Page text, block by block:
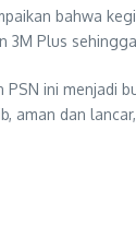
bahwa
3M Plus
ini menjadi
aman dan